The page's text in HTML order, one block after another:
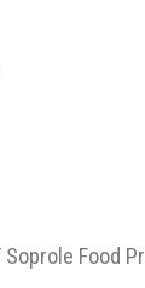
Soprole Food